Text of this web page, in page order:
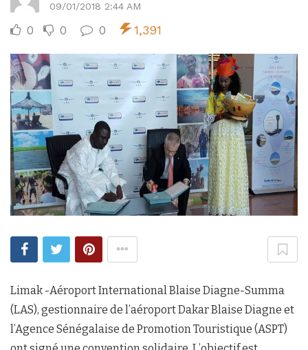
09/01/2018 2:44 AM
0 0 0 1,391
Limak -Aéroport International Blaise Diagne-Summa
(LAS), gestionnaire de l’aéroport Dakar Blaise Diagne et
l’Agence Sénégalaise de Promotion Touristique (ASPT)